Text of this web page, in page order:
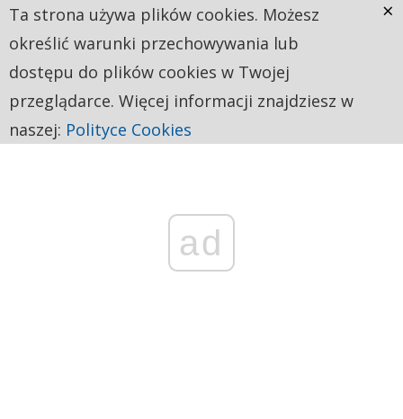
ad
Ta strona używa plików cookies. Możesz
określić warunki przechowywania lub
dostępu do plików cookies w Twojej
przeglądarce. Więcej informacji znajdziesz w
naszej: Polityce Cookies
×